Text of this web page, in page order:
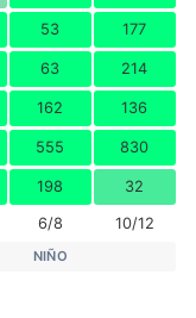
53 177
63 214
162 136
555 830
198 32
6/8 10/12
NIÑO